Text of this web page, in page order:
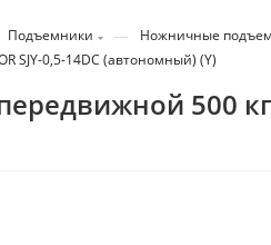
Подъемники — Ножничные
SJY-0,5-14DC (автономный) (Y)
500 кг